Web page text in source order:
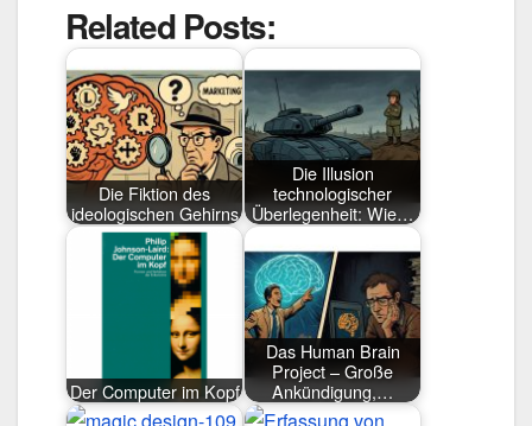
Related Posts:
Die Fiktion des
ideologischen Gehirns
Die Illusion
technologischer
Überlegenheit: Wie…
Der Computer im Kopf
Das Human Brain
Project – Große
Ankündigung,…